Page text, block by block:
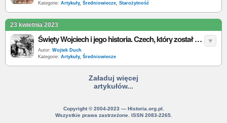
Kategorie: Artykuły, Średniowiecze, Starożytność
23 kwietnia 2023
Święty Wojciech i jego historia. Czech, który został pierwszym patronem Polski
Autor: Wojtek Duch
Kategorie: Artykuły, Średniowiecze
Załaduj więcej
artykułów...
Copyright © 2004-2023 — Historia.org.pl.
Wszystkie prawa zastrzeżone. ISSN 2083-2265.